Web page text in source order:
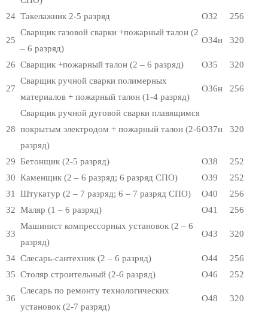
24 Такелажник 2-5 разряд О32 256
25
Сварщик газовой сварки +пожарный талон (2
– 6 разряд)
О34н 320
26 Сварщик +пожарный талон (2 – 6 разряд) О35 320
27
Сварщик ручной сварки полимерных
материалов + пожарный талон (1-4 разряд)
О36н 256
28
Сварщик ручной дуговой сварки плавящимся
покрытым электродом + пожарный талон (2-6
разряд)
О37н 320
29 Бетонщик (2-5 разряд) О38
252
30 Каменщик (2 – 6 разряд; 6 разряд СПО) О39
252
31
Штукатур (2 – 7 разряд; 6 – 7 разряд СПО) О40
256
32 Маляр (1 – 6 разряд) О41 256
33
Машинист компрессорных установок (2 – 6
разряд)
О43 320
34 Слесарь-сантехник (2 – 6 разряд) О44
256
35 Столяр строительный (2-6 разряд) О46 252
36
Слесарь по ремонту технологических
установок (2-7 разряд)
О48 320